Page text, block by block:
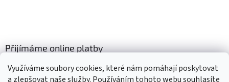
Využíváme soubory cookies, které nám pomáhají poskytovat
a zlepšovat naše služby. Používáním tohoto webu souhlasíte
Přijímáme online platby